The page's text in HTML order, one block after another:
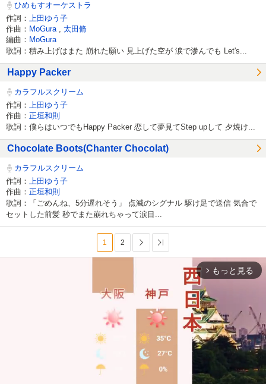
ひめもすオーケストラ
作詞：
上田ゆう子
作曲： MoGura
太田脩
編曲： MoGura
歌詞：積み上げはまた 崩れた願い 見上げた空が 涙で滲んでも Let's...
Happy Packer
カラフルスクリーム
作詞：
上田ゆう子
作曲： 正垣和則
歌詞：僕らはいつでもHappy Packer 恋して夢見てStep upして 夕焼け...
Chocolate Boots(Chanter Chocolat)
カラフルスクリーム
作詞：
上田ゆう子
作曲： 正垣和則
歌詞：「ごめんね、5分遅れそう」 点滅のシグナル 駆け足で送信 気合で
セットした前髪 秒でまた崩れちゃって涙目...
1 2 次へ
arrow_forward_ios もっと見る